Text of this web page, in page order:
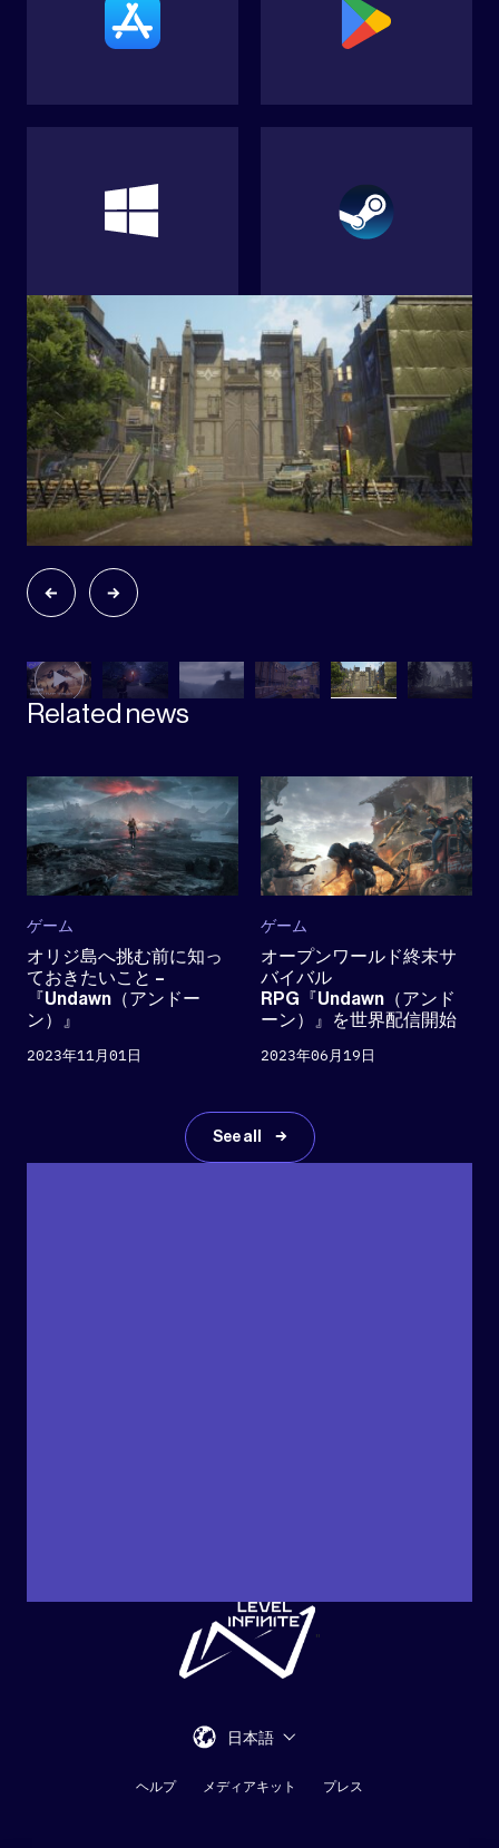
Related news
ゲーム
オリジ島へ挑む前に知っ
ておきたいこと –
『Undawn（アンドー
ン）』
2023年11月01日
ゲーム
オープンワールド終末サ
バイバル
RPG『Undawn（アンド
ーン）』を世界配信開始
2023年06月19日
See all
ヘルプ メディアキット プレス
"
日本語